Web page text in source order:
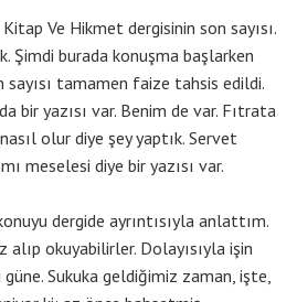
Ve Hikmet dergisinin son sayısı.
Şimdi burada konuşma başlarken
sayısı tamamen faize tahsis edildi.
bir yazısı var. Benim de var. Fıtrata
olur diye şey yaptık. Servet
meselesi diye bir yazısı var.
dergide ayrıntısıyla anlattım.
okuyabilirler. Dolayısıyla işin
Sukuka geldiğimiz zaman, işte,